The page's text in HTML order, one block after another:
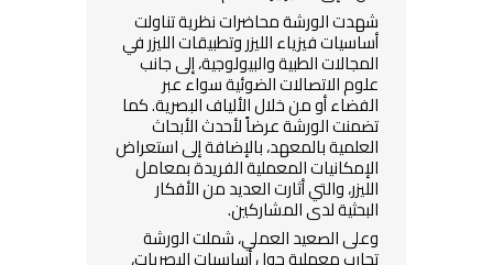
شهدت الورشة محاضرات نظرية تناولت
أساسيات فيزياء الليزر وتطبيقات الليزر في
المجالات الطبية والبيولوجية، إلى جانب
علوم الاتصالات الضوئية سواء عبر
الفضاء أو من خلال الألياف البصرية. كما
تضمنت الورشة عرضاً لأحدث الأبحاث
العلمية بالمعهد، بالإضافة إلى استعراض
الإمكانيات المعملية الفريدة بمعامل
الليزر، والتي أثارت العديد من الأفكار
البحثية لدى المشاركين.
وعلى الصعيد العملي، شملت الورشة